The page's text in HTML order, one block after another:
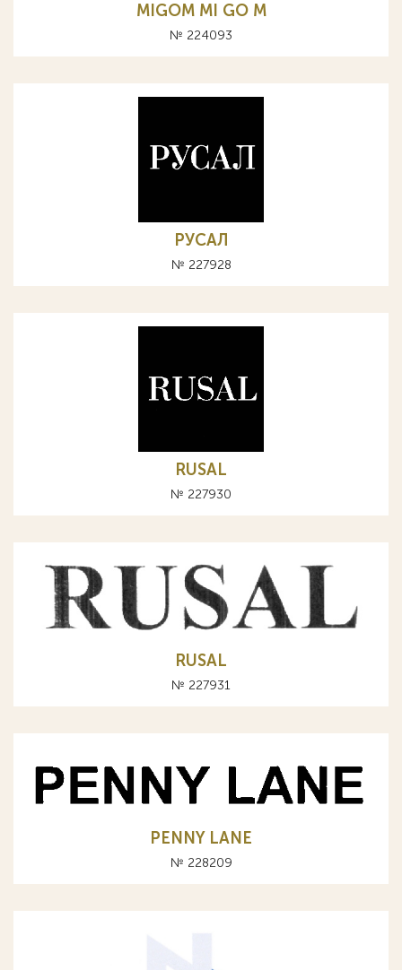
MIGOM MI GO M
№ 224093
РУСАЛ
№ 227928
RUSAL
№ 227930
RUSAL
№ 227931
PENNY LANE
№ 228209